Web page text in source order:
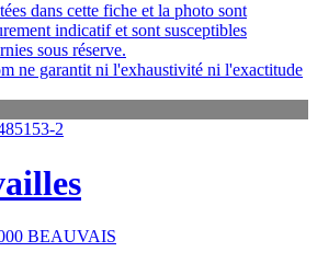
dans cette fiche et la photo sont
indicatif et sont susceptibles
sous réserve.
ne garantit ni l'exhaustivité ni l'exactitude
2
BEAUVAIS